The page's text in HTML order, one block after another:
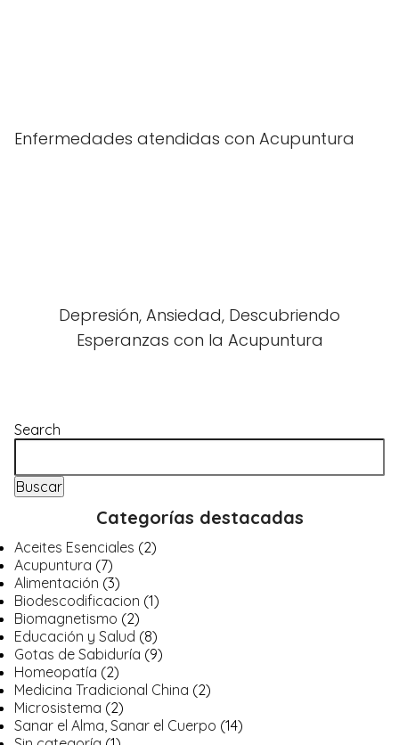
Enfermedades atendidas con Acupuntura
Depresión, Ansiedad, Descubriendo
Esperanzas con la Acupuntura
Search
Buscar
Categorías destacadas
Aceites Esenciales (2)
Acupuntura (7)
Alimentación (3)
Biodescodificacion (1)
Biomagnetismo (2)
Educación y Salud (8)
Gotas de Sabiduría (9)
Homeopatía (2)
Medicina Tradicional China (2)
Microsistema (2)
Sanar el Alma, Sanar el Cuerpo (14)